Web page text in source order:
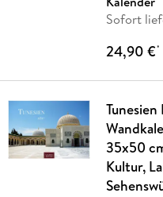
Sofort
24,90 €*
35x50
Kultur,